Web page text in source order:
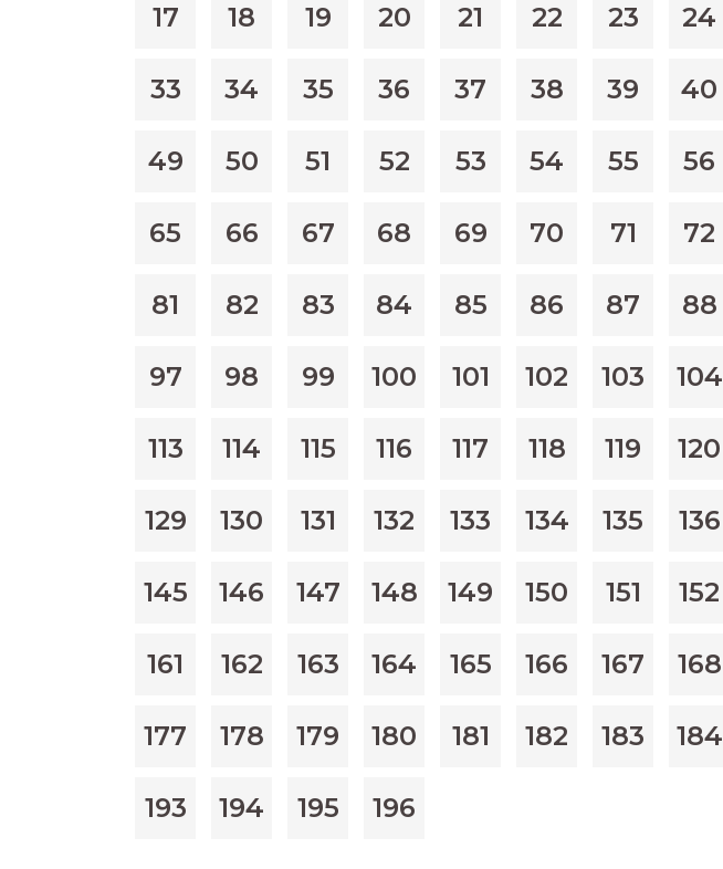
17 18 19 20 21 22 23 24
33 34 35 36 37 38 39 40
49 50 51 52 53 54 55 56
65 66 67 68 69 70 71 72
81 82 83 84 85 86 87 88
97 98 99 100 101 102 103 104
113 114 115 116 117 118 119 120
129 130 131 132 133 134 135 136
145 146 147 148 149 150 151 152
161 162 163 164 165 166 167 168
177 178 179 180 181 182 183 184
193 194 195 196